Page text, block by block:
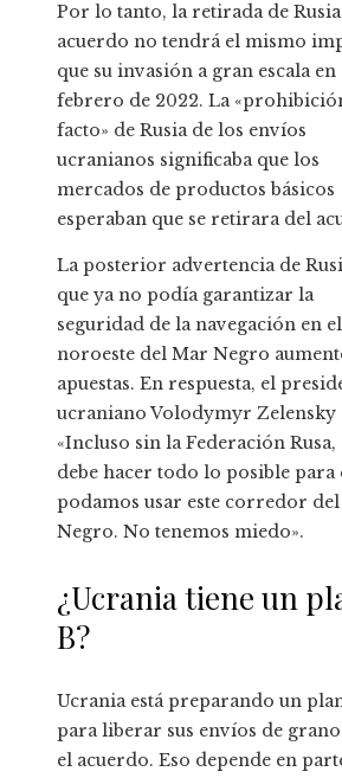
Por lo tanto, la retirada de
acuerdo no tendrá el mismo
que su invasión a gran escala en
febrero de 2022. La
facto» de Rusia de los envíos
ucranianos significaba que los
mercados de productos básicos
esperaban que se retirara del
La posterior advertencia de
que ya no podía garantizar la
seguridad de la navegación en el
noroeste del Mar Negro
apuestas. En respuesta, el
ucraniano Volodymyr Zelensky
«Incluso sin la Federación Rusa,
debe hacer todo lo posible para
podamos usar este corredor
Negro. No tenemos miedo».
¿Ucrania tiene un
B?
Ucrania está preparando un
para liberar sus envíos de
el acuerdo. Eso depende en